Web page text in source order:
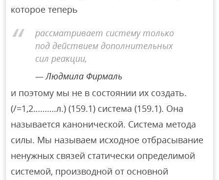
которое теперь
рассматривает систему только
под действием дополнительных
сил реакции,
Людмила Фирмаль
и поэтому мы не в состоянии их создать.
(/=1,2……….л.) (159.1) система (159.1). Она
называется канонической. Система метода
силы. Мы называем исходное отбрасывание
ненужных связей статически определимой
системой, производной от основной